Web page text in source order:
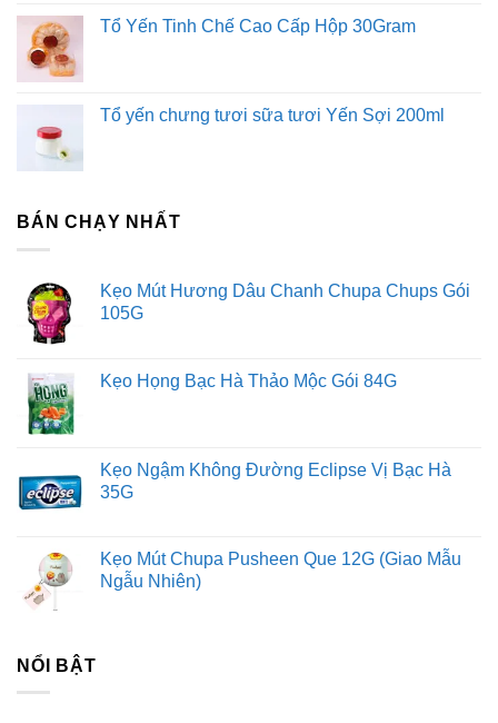
Tổ Yến Tinh Chế Cao Cấp Hộp 30Gram
Tổ yến chưng tươi sữa tươi Yến Sợi 200ml
BÁN CHẠY NHẤT
Kẹo Mút Hương Dâu Chanh Chupa Chups Gói
105G
Kẹo Họng Bạc Hà Thảo Mộc Gói 84G
Kẹo Ngậm Không Đường Eclipse Vị Bạc Hà
35G
Kẹo Mút Chupa Pusheen Que 12G (Giao Mẫu
Ngẫu Nhiên)
NỔI BẬT